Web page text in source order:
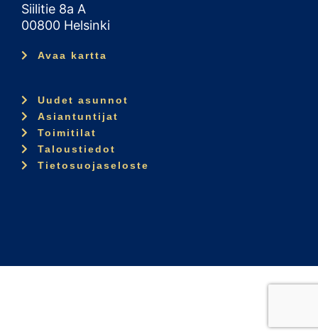
Siilitie 8a A
00800 Helsinki
Avaa kartta
Uudet asunnot
Asiantuntijat
Toimitilat
Taloustiedot
Tietosuojaseloste